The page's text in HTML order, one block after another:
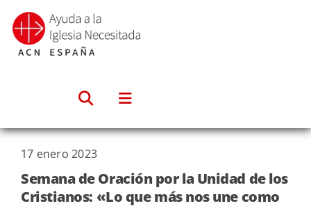
Saltar
contenido
17 enero 2023
Semana de Oración por la Unidad de los
Cristianos: «Lo que más nos une como